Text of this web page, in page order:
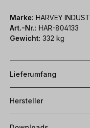
Marke: HARVEY
Art.-Nr.: HAR-804133
Gewicht: 332 kg
Lieferumfang
Hersteller